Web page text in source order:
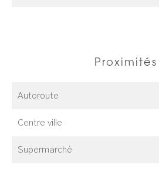
Proximités
Autoroute
Centre ville
Supermarché